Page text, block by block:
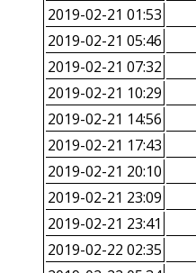
2019-02-21 01:53
2019-02-21 05:46
2019-02-21 07:32
2019-02-21 10:29
2019-02-21 14:56
2019-02-21 17:43
2019-02-21 20:10
2019-02-21 23:09
2019-02-21 23:41
2019-02-22 02:35